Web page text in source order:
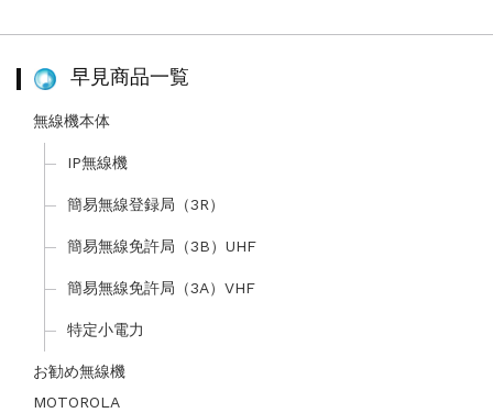
早見商品一覧
無線機本体
IP無線機
簡易無線登録局（3R）
簡易無線免許局（3B）UHF
簡易無線免許局（3A）VHF
特定小電力
お勧め無線機
MOTOROLA